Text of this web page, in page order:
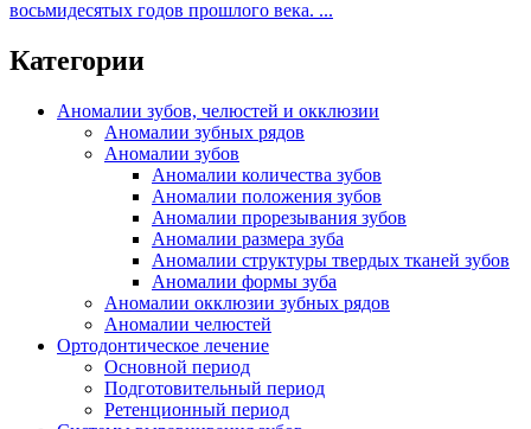
восьмидесятых годов прошлого века. ...
Категории
Аномалии зубов, челюстей и окклюзии
Аномалии зубных рядов
Аномалии зубов
Аномалии количества зубов
Аномалии положения зубов
Аномалии прорезывания зубов
Аномалии размера зуба
Аномалии структуры твердых тканей зубов
Аномалии формы зуба
Аномалии окклюзии зубных рядов
Аномалии челюстей
Ортодонтическое лечение
Основной период
Подготовительный период
Ретенционный период